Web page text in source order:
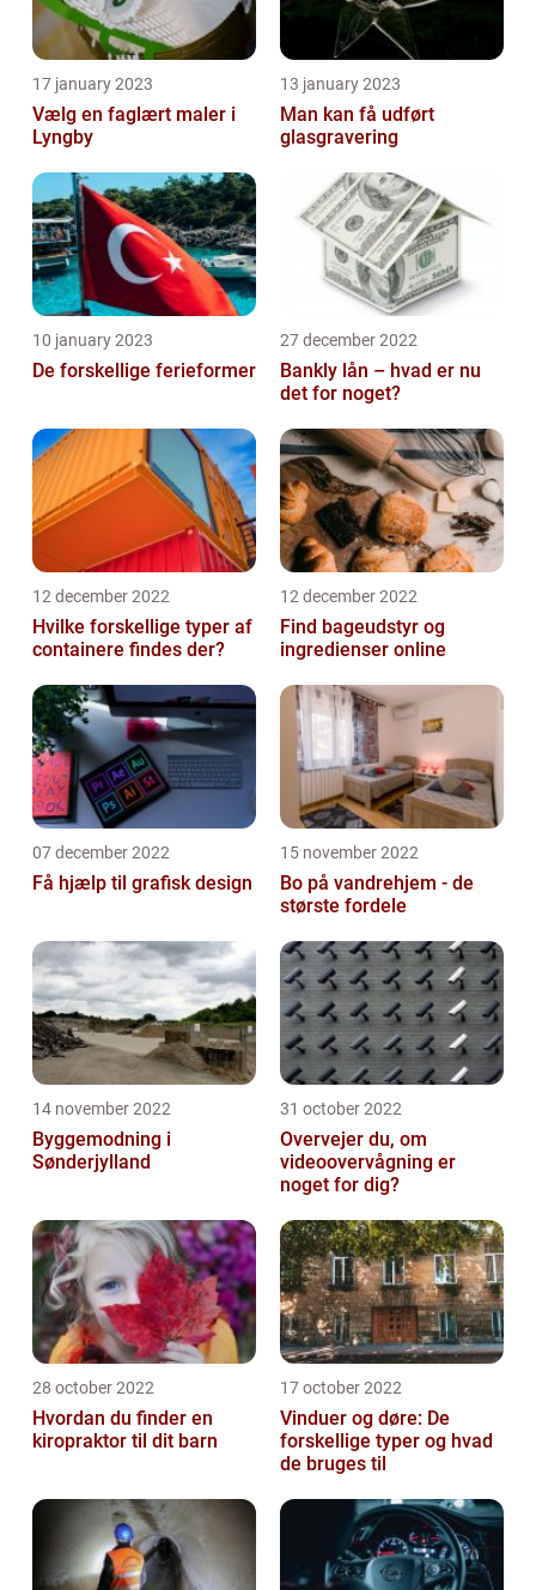
17 january 2023
Vælg en faglært maler i
Lyngby
13 january 2023
Man kan få udført
glasgravering
10 january 2023
De forskellige ferieformer
27 december 2022
Bankly lån – hvad er nu
det for noget?
12 december 2022
Hvilke forskellige typer af
containere findes der?
12 december 2022
Find bageudstyr og
ingredienser online
07 december 2022
Få hjælp til grafisk design
15 november 2022
Bo på vandrehjem - de
største fordele
14 november 2022
Byggemodning i
Sønderjylland
31 october 2022
Overvejer du, om
videoovervågning er
noget for dig?
28 october 2022
Hvordan du finder en
kiropraktor til dit barn
17 october 2022
Vinduer og døre: De
forskellige typer og hvad
de bruges til